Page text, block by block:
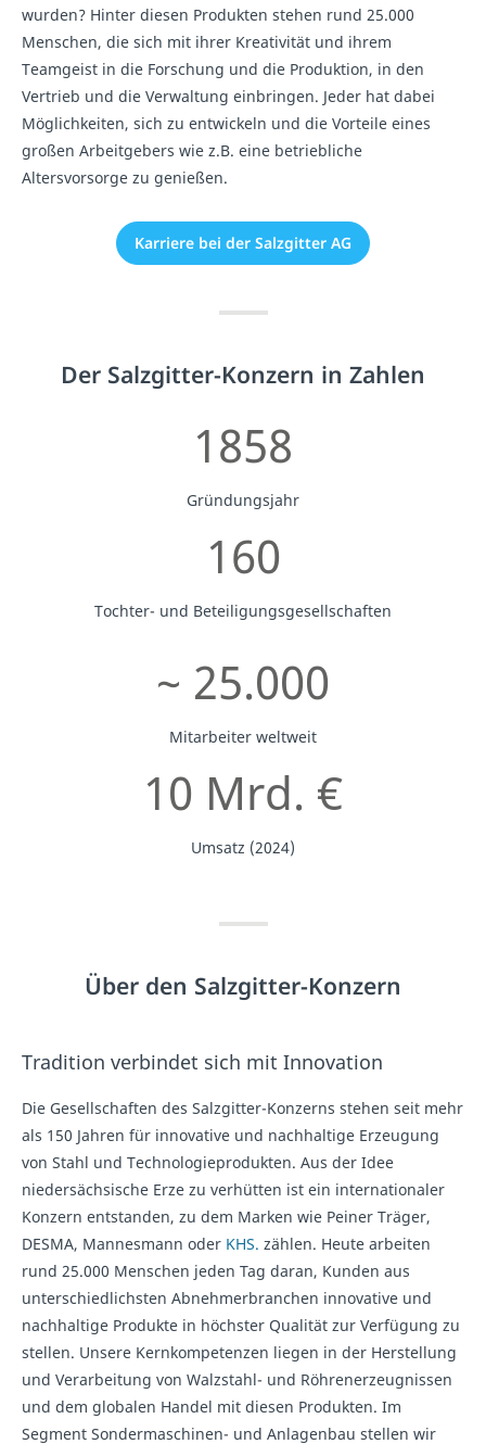
wurden? Hinter diesen Produkten stehen rund 25.000
Menschen, die sich mit ihrer Kreativität und ihrem
Teamgeist in die Forschung und die Produktion, in den
Vertrieb und die Verwaltung einbringen. Jeder hat dabei
Möglichkeiten, sich zu entwickeln und die Vorteile eines
großen Arbeitgebers wie z.B. eine betriebliche
Altersvorsorge zu genießen.
Karriere bei der Salzgitter AG
Der Salzgitter-Konzern in Zahlen
1858
Gründungsjahr
160
Tochter- und Beteiligungsgesellschaften
~ 25.000
Mitarbeiter weltweit
10 Mrd. €
Umsatz (2024)
Über den Salzgitter-Konzern
Tradition verbindet sich mit Innovation
Die Gesellschaften des Salzgitter-Konzerns stehen seit mehr
als 150 Jahren für innovative und nachhaltige Erzeugung
von Stahl und Technologieprodukten. Aus der Idee
niedersächsische Erze zu verhütten ist ein internationaler
Konzern entstanden, zu dem Marken wie Peiner Träger,
DESMA, Mannesmann oder KHS. zählen. Heute arbeiten
rund 25.000 Menschen jeden Tag daran, Kunden aus
unterschiedlichsten Abnehmerbranchen innovative und
nachhaltige Produkte in höchster Qualität zur Verfügung zu
stellen. Unsere Kernkompetenzen liegen in der Herstellung
und Verarbeitung von Walzstahl- und Röhrenerzeugnissen
und dem globalen Handel mit diesen Produkten. Im
Segment Sondermaschinen- und Anlagenbau stellen wir